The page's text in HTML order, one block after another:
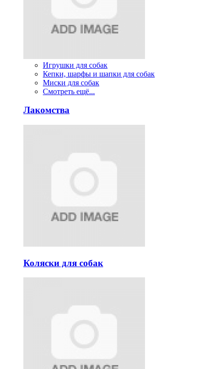
Игрушки для собак
Кепки, шарфы и шапки для собак
Миски для собак
Смотреть ещё...
Лакомства
Коляски для собак